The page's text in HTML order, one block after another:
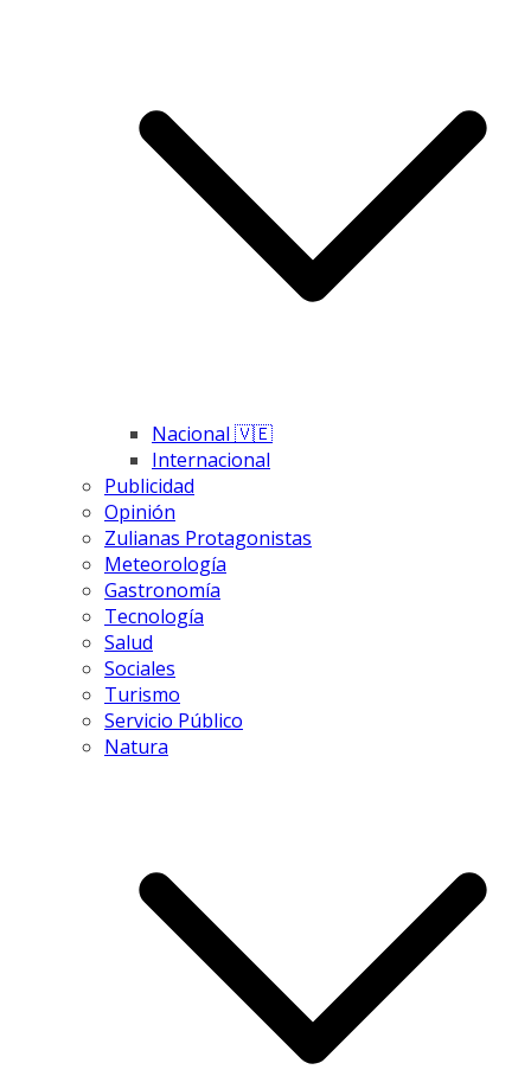
Nacional 🇻🇪
Internacional
Publicidad
Opinión
Zulianas Protagonistas
Meteorología
Gastronomía
Tecnología
Salud
Sociales
Turismo
Servicio Público
Natura